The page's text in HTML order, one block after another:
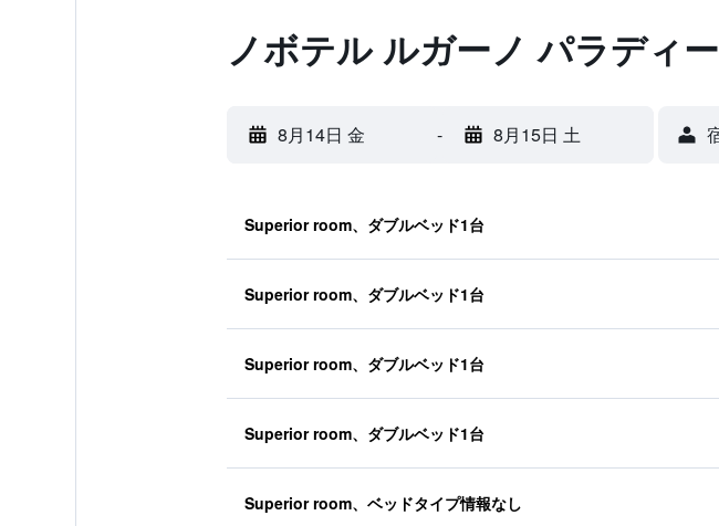
ノボテル ルガーノ パラディ
8月14日 金 - 8月15日 土
Superior room、ダブルベッド1台
Superior room、ダブルベッド1台
Superior room、ダブルベッド1台
Superior room、ダブルベッド1台
Superior room、ベッドタイプ情報なし